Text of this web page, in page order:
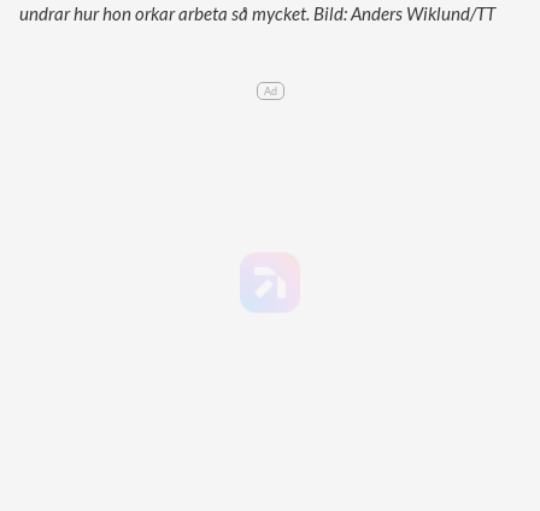
undrar hur hon orkar arbeta så mycket. Bild: Anders Wiklund/TT
Ad